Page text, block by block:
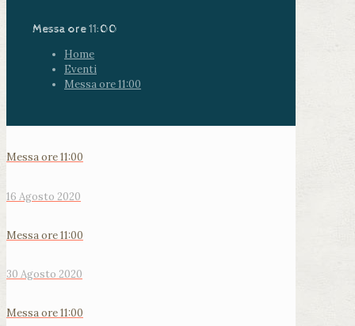
Messa ore 11:00
Home
Eventi
Messa ore 11:00
Messa ore 11:00
16 Agosto 2020
Messa ore 11:00
30 Agosto 2020
Messa ore 11:00